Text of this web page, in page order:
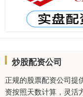
炒股配资公司
正规的股票配资公司提
资按照天数计算，灵活